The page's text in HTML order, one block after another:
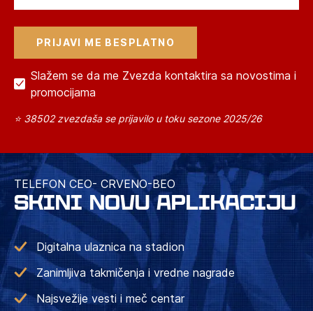
Slažem se da me Zvezda kontaktira sa novostima i
promocijama
⭐ 38502 zvezdaša se prijavilo u toku sezone 2025/26
TELEFON CEO- CRVENO-BEO
SKINI NOVU APLIKACIJU
Digitalna ulaznica na stadion
Zanimljiva takmičenja i vredne nagrade
Najsvežije vesti i meč centar